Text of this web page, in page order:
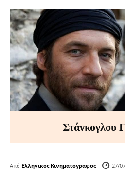
Στάνκογλου
Από Ελληνικος Κινηματογραφος 27/